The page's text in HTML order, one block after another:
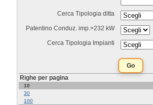
Cerca Tipologia ditta
Patentino Conduz. imp.>232 kW
Cerca Tipologia Impianti
Righe per pagina
10
30
100